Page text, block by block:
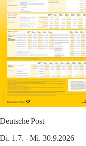
Deutsche Post
Di. 1.7. - Mi. 30.9.2026